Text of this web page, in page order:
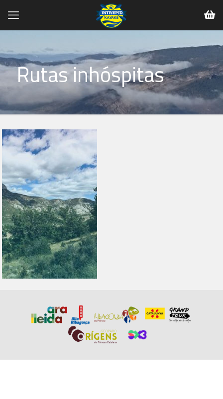
Rutas inhóspitas